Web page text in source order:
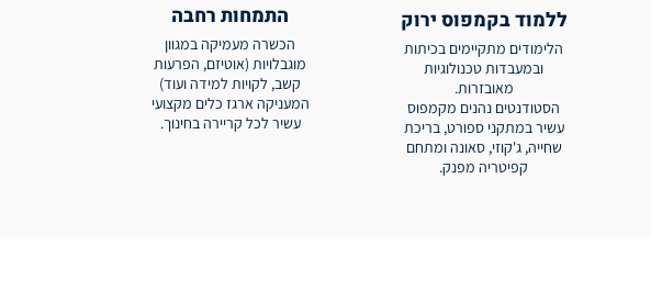
ללמוד בקמפוס ירוק
הלימודים מתקיימים בכיתות
ובמעבדות טכנולוגיות
מאובזרות.
הסטודנטים נהנים מקמפוס
עשיר במתקני ספורט, בריכת
שחייה, ג'קוזי, סאונה ומתחם
קפיטריה מפנק.
התמחות רחבה
הכשרה מעמיקה במגוון
מוגבלויות (אוטיזם, הפרעות
קשב, לקויות למידה ועוד)
המעניקה ארגז כלים מקצועי
עשיר לכל קריירה בחינוך.